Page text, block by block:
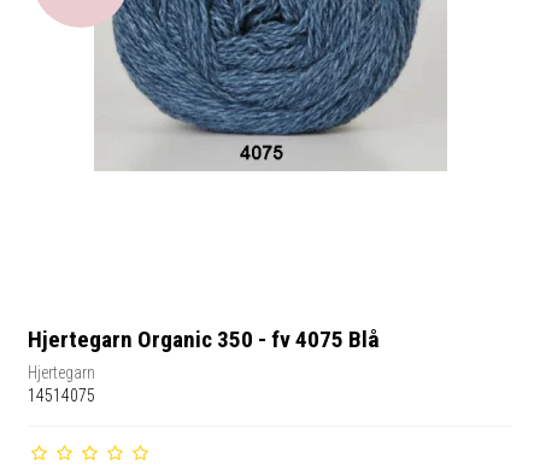
Hjertegarn Organic 350 - fv 4075 Blå
Hjertegarn
14514075